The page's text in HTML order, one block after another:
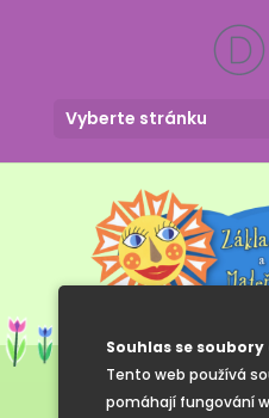
Souhlas se
Tento web používá
pomáhají fungování
Vyberte stránku